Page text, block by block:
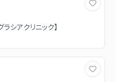
シアクリニック】